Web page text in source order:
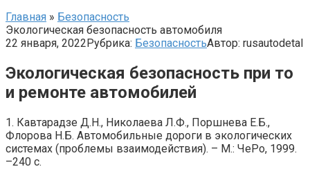
Главная » Безопасность
Экологическая безопасность автомобиля
22 января, 2022Рубрика: БезопасностьАвтор: rusautodetal
Экологическая безопасность при то
и ремонте автомобилей
1. Кавтарадзе Д.Н., Николаева Л.Ф., Поршнева Е.Б.,
Флорова Н.Б. Автомобильные дороги в экологических
системах (проблемы взаимодействия). – М.: ЧеРо, 1999.
–240 с.